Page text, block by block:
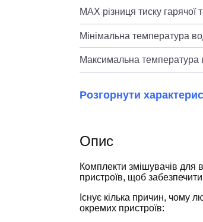
MAX різниця тиску
Мінімальна температура
Максимальна температура
Розгорнути
Опис
Комплекти змішувачів для
пристроїв, щоб забезпечити
Існує кілька причин, чому
окремих пристроїв: